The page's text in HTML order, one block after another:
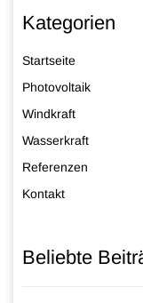
Kategorien
Startseite
Photovoltaik
Windkraft
Wasserkraft
Referenzen
Kontakt
Beliebte